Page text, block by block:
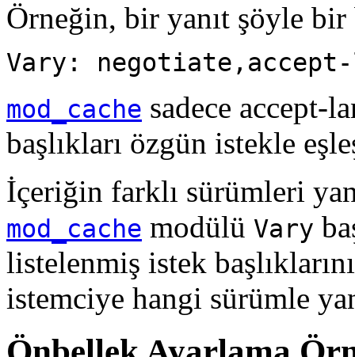
Örneğin, bir yanıt şöyle bir
Vary:
mod_cache sadece accept-
başlıkları özgün istekle
İçeriğin farklı sürümleri
mod_cache modülü Vary
listelenmiş istek
istemciye hangi sürümle